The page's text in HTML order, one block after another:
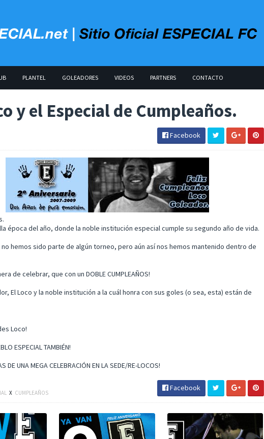
PLANTEL GOLEADORES VIDEOS PARTNERS CONTACTO
y el Especial de Cumpleaños.
Facebook
época del año, donde la noble institución especial cumple su segundo año de vida.
hemos sido parte de algún torneo, pero aún así nos hemos mantenido dentro de
de celebrar, que con un DOBLE CUMPLEAÑOS!
El Loco y la noble institución a la cuál honra con sus goles (o sea, esta) están de
Loco!
ESPECIAL TAMBIÉN!
DE UNA MEGA CELEBRACIÓN EN LA SEDE/RE-LOCOS!
X CUMPLEAÑOS
Facebook